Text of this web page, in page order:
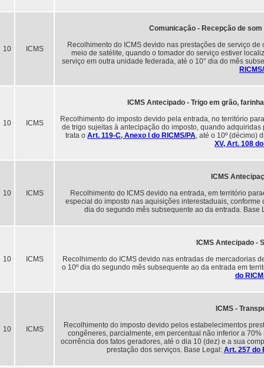
10 ICMS
Comunicação - Recepção de
Recolhimento do ICMS devido nas prestações de serviço
meio de satélite, quando o tomador do serviço estiver
serviço em outra unidade federada, até o 10° dia do mês
10 ICMS
ICMS Antecipado - Trigo em grão,
Recolhimento do imposto devido pela entrada, no território
de trigo sujeitas à antecipação do imposto, quando
trata o Art. 119-C, Anexo I do RICMS/PA, até o 10º (décimo)
XV, Art. 108
10 ICMS
ICMS
Recolhimento do ICMS devido na entrada, em território
especial do imposto nas aquisições interestaduais, conforme
dia do segundo mês subsequente ao da entrada. Base
10 ICMS
ICMS Antecipado -
Recolhimento do ICMS devido nas entradas de mercadorias
o 10º dia do segundo mês subsequente ao da entrada em
do
10 ICMS
ICMS -
Recolhimento do imposto devido pelos estabelecimentos
congêneres, parcialmente, em percentual não inferior a
ocorrência dos fatos geradores, até o dia 10 (dez) e a sua
prestação dos serviços. Base Legal: Art. 257 do